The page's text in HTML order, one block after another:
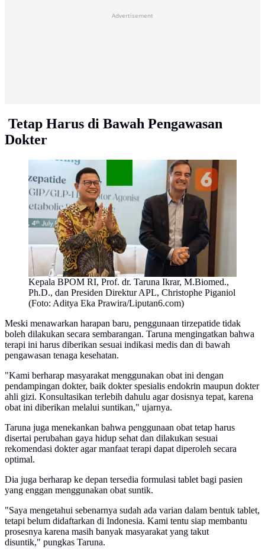
Advertisement
Tetap Harus di Bawah Pengawasan
Dokter
Kepala BPOM RI, Prof. dr. Taruna Ikrar, M.Biomed.,
Ph.D., dan Presiden Direktur APL, Christophe Piganiol
(Foto: Aditya Eka Prawira/Liputan6.com)
Meski menawarkan harapan baru, penggunaan tirzepatide tidak
boleh dilakukan secara sembarangan. Taruna mengingatkan bahwa
terapi ini harus diberikan sesuai indikasi medis dan di bawah
pengawasan tenaga kesehatan.
"Kami berharap masyarakat menggunakan obat ini dengan
pendampingan dokter, baik dokter spesialis endokrin maupun dokter
ahli gizi. Konsultasikan terlebih dahulu agar dosisnya tepat, karena
obat ini diberikan melalui suntikan," ujarnya.
Taruna juga menekankan bahwa penggunaan obat tetap harus
disertai perubahan gaya hidup sehat dan dilakukan sesuai
rekomendasi dokter agar manfaat terapi dapat diperoleh secara
optimal.
Dia juga berharap ke depan tersedia formulasi tablet bagi pasien
yang enggan menggunakan obat suntik.
"Saya mengetahui sebenarnya sudah ada varian dalam bentuk tablet,
tetapi belum didaftarkan di Indonesia. Kami tentu siap membantu
prosesnya karena masih banyak masyarakat yang takut
disuntik," pungkas Taruna.